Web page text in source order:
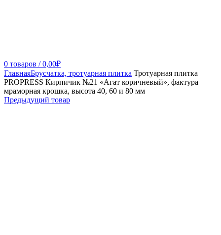
0 товаров / 0,00₽
ГлавнаяБрусчатка, тротуарная плитка Тротуарная плитка
PROPRESS Кирпичик №21 «Агат коричневый», фактура
мраморная крошка, высота 40, 60 и 80 мм
Предыдущий товар